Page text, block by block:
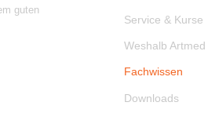
guten
Service & Kurse
Weshalb Artmed
Fachwissen
Downloads